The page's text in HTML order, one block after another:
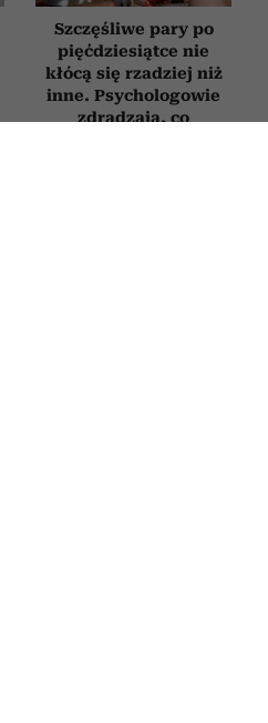
Szczęśliwe pary po
pięćdziesiątce nie
kłócą się rzadziej niż
inne. Psychologowie
zdradzają, co